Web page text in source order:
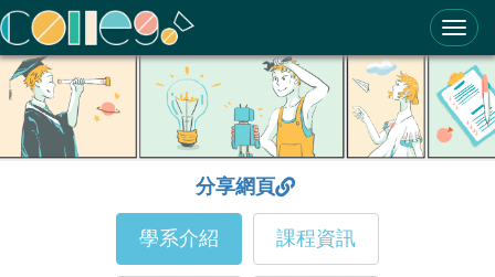
ColleGo! 大學選才與高中育才輔助系統
分享網頁
學系介紹 課程資訊